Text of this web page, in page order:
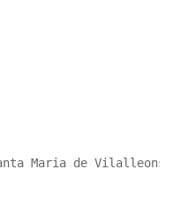
Maria de